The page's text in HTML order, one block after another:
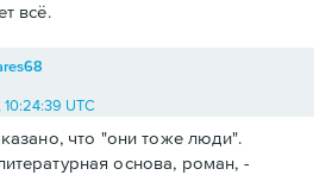
всё.
10:24:39 UTC
что "они тоже люди".
основа, роман, -